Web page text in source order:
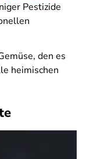
Pestizide
den es
heimischen